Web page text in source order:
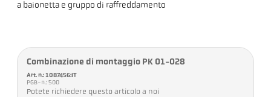
a baionetta e gruppo di raffreddamento
Combinazione di montaggio PK 01-028
Art. n.: 1087456:IT
PGB-n.: 500
Potete richiedere questo articolo a noi